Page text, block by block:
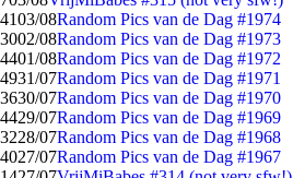
4103/08Random Pics van de Dag #1974
3002/08Random Pics van de Dag #1973
4401/08Random Pics van de Dag #1972
4931/07Random Pics van de Dag #1971
3630/07Random Pics van de Dag #1970
4429/07Random Pics van de Dag #1969
3228/07Random Pics van de Dag #1968
4027/07Random Pics van de Dag #1967